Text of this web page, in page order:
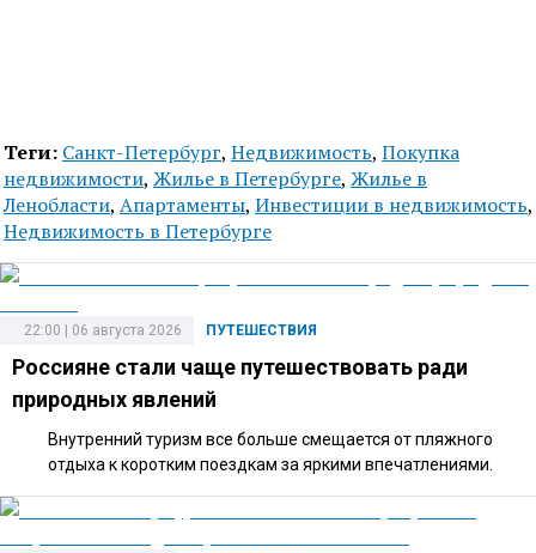
Теги: Санкт-Петербург, Недвижимость, Покупка
недвижимости, Жилье в Петербурге, Жилье в
Ленобласти, Апартаменты, Инвестиции в недвижимость,
Недвижимость в Петербурге
ПУТЕШЕСТВИЯ
22:00 | 06 августа 2026
Россияне стали чаще путешествовать ради
природных явлений
Внутренний туризм все больше смещается от пляжного
отдыха к коротким поездкам за яркими впечатлениями.